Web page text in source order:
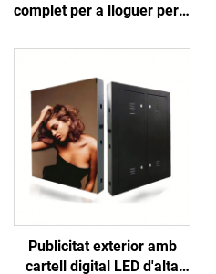
complet per a lloguer per a
a pantalla LED mòbil de
Publicitat exterior amb
cartell digital LED d'alta